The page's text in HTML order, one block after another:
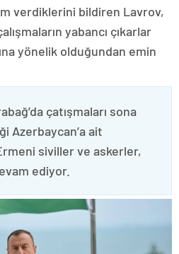
verdiklerini bildiren Lavrov,
yabancı çıkarlar
yönelik olduğundan emin
çatışmaları sona
Azerbaycan’a ait
siviller ve askerler,
ediyor.